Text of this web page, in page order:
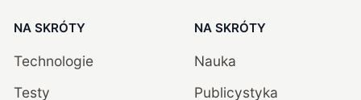
NA SKRÓTY
Technologie
Testy
NA SKRÓTY
Nauka
Publicystyka